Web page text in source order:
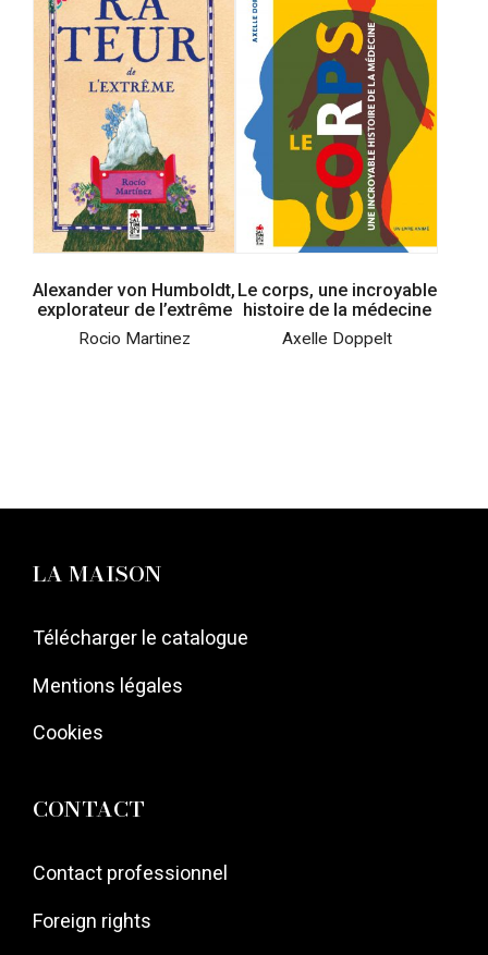
Alexander von Humboldt,
explorateur de l’extrême
Rocio Martinez
Le corps, une incroyable
histoire de la médecine
Axelle Doppelt
LA MAISON
Télécharger le catalogue
Mentions légales
Cookies
CONTACT
Contact professionnel
Foreign rights